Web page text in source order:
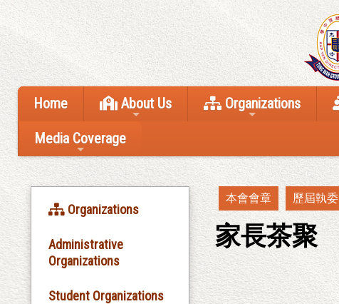
Home About Us Organizations
Media Coverage
Organizations
Administrative
Organizations
Student Organizations
本會會章 歷屆執委
家長茶聚